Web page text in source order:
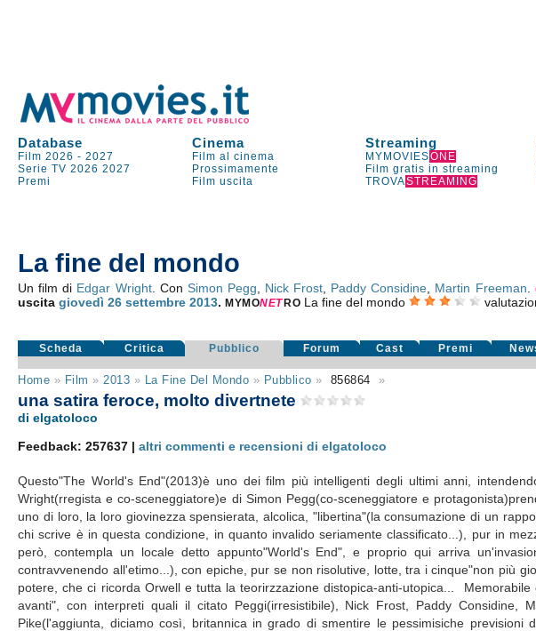
Database Cinema Streaming
Film 2026 -2027 Film al cinema MYMOVIESONE
Serie TV 2026 2027 Prossimamente Film gratis in streaming
Premi
Film uscita TROVASTREAMING
La fine del mondo
Un film di Edgar Wright. Con Simon Pegg Nick Frost Paddy Considine Martin Freeman
uscitagiovedì 26 settembre 2013.MYMONET RO La fine del mondo
Scheda Critica Pubblico Forum Cast Premi
Home » Film » 2013 » La Fine Del Mondo » Pubblico » 856864 »
una satira feroce, molto divertnete
di elgatoloco
Feedback: 257637 |altri commenti e recensioni di elgatoloco
Questo"The World's End"(2013)è uno dei film più intelligenti degli ultimi anni,
Wright(rregista e co-sceneggiatore)e di Simon Pegg(co-sceneggiatore e
uno di loro, la loro giovinezza spensierata, alcolica, "libertina"(la consumazione di un
chi scrive è in questa condizione, in quanto invalido seriamente classificato...), pur in
però, contempla un locale detto appunto"World's End", e proprio qui arriva
contravvenendo all'etimo...), con epiche, pur se non risolutive, lotte, tra i cinque"non più
potere, che ci ricorda Orwell e tutta la teorirzzazione distopica-anti-utopica...
avanti", con interpreti quali il citato Peggi(irresistibile), Nick Frost, Paddy Considine,
Pike(l'aggiunta, diciamo così, britannica in grado di smentire le pessimisiche